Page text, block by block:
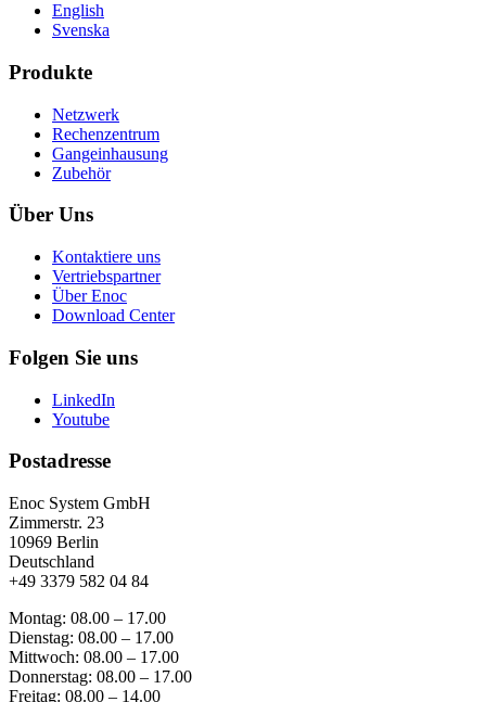
English
Svenska
Produkte
Netzwerk
Rechenzentrum
Gangeinhausung
Zubehör
Über Uns
Kontaktiere uns
Vertriebspartner
Über Enoc
Download Center
Folgen Sie uns
LinkedIn
Youtube
Postadresse
Enoc System GmbH
Zimmerstr. 23
10969 Berlin
Deutschland
+49 3379 582 04 84
Montag: 08.00 – 17.00
Dienstag: 08.00 – 17.00
Mittwoch: 08.00 – 17.00
Donnerstag: 08.00 – 17.00
Freitag: 08.00 – 14.00